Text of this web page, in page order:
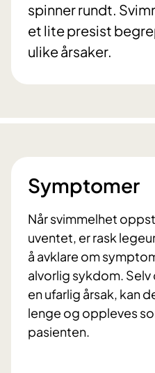
spinner rundt.
et lite presist
ulike årsaker.
Symptomer
Når svimmelhet
uventet, er rask
å avklare om
alvorlig sykdom. Selv
en ufarlig årsak, kan
lenge og oppleves
pasienten.